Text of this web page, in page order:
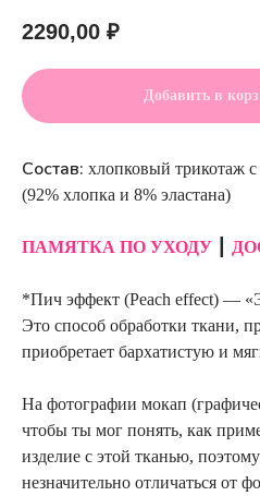
2290,00 ₽
Добавить в
Состав: хлопковый трикотаж
(92% хлопка и 8% эластана)
ПАМЯТКА ПО УХОДУ
*Пич эффект (Peach effect) —
Это способ обработки ткани,
приобретает бархатистую и
На фотографии мокап
чтобы ты мог понять, как
изделие с этой тканью,
незначительно отличаться от